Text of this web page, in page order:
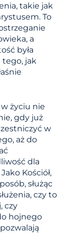
takie jak
To
a
była
tego, jak
życiu nie
gdy już
w
aż do
dla
Kościół,
służąc
czy to
czy
hojnego